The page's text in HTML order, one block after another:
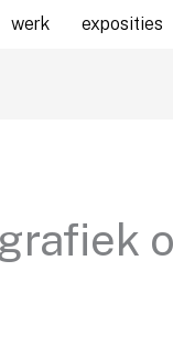
werk exposities